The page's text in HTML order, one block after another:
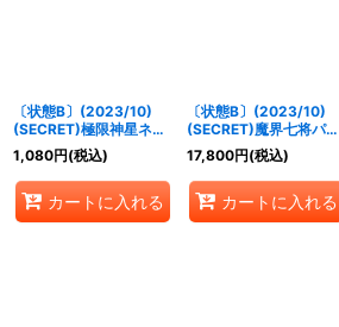
〔状態B〕(2023/10)
(SECRET)極限神星ネ
オ・ゼッター【X-SEC】
{BS65-X06}《緑》
1,080円(税込)
カートに入れる
〔状態B〕(2023/10)
(SECRET)魔界七将パン
デミウムXV【XV-
SEC】{BS65-XV02}
《紫》
17,800円(税込)
カートに入れる